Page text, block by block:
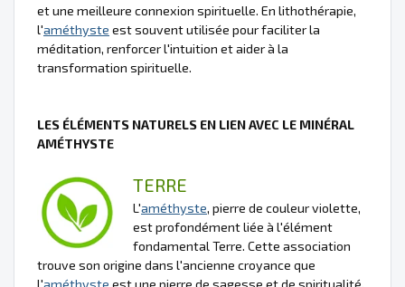
et une meilleure connexion spirituelle. En lithothérapie,
l'améthyste est souvent utilisée pour faciliter la
méditation, renforcer l'intuition et aider à la
transformation spirituelle.
LES ÉLÉMENTS NATURELS EN LIEN AVEC LE MINÉRAL
AMÉTHYSTE
TERRE
L'améthyste, pierre de couleur violette,
est profondément liée à l'élément
fondamental Terre. Cette association
trouve son origine dans l'ancienne croyance que
l'améthyste est une pierre de sagesse et de spiritualité,